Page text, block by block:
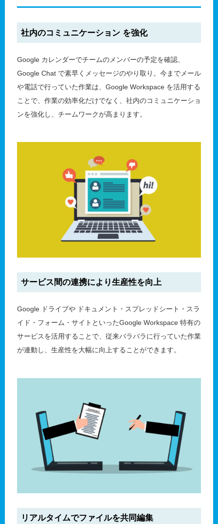
社内のコミュニケーション を強化
Google カレンダーでチームのメンバーの予定を確認、
Google Chat で素早くメッセージのやり取り。今までメール
や電話で行っていた作業は、Google Workspace を活用する
ことで、作業の効率化だけでなく、社内のコミュニケーショ
ンを強化し、チームワークが高まります。
サービス間の連携により生産性を向上
Google ドライブや ドキュメント・スプレッドシート・スラ
イド・フォーム・サイトといったGoogle Workspace 特有の
サービスを活用することで、従来バラバラに行っていた作業
が連動し、生産性を大幅に向上することができます。
リアルタイムでファイルを共同編集